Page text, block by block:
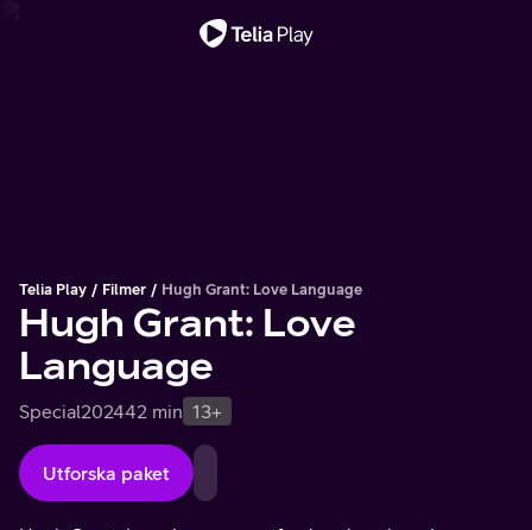
Telia Play Filmer Hugh Grant: Love Language
Hugh Grant: Love
Language
Special202442 min 13+
Utforska paket